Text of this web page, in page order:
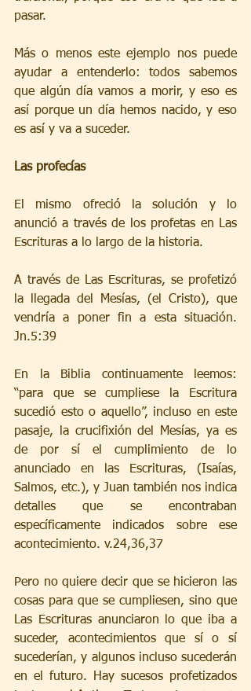
pasar.
Más o menos este ejemplo nos puede
ayudar a entenderlo: todos sabemos
que algún día vamos a morir, y eso es
así porque un día hemos nacido, y eso
es así y va a suceder.
Las profecías
El mismo ofreció la solución y lo
anunció a través de los profetas en Las
Escrituras a lo largo de la historia.
A través de Las Escrituras, se profetizó
la llegada del Mesías, (el Cristo), que
vendría a poner fin a esta situación.
Jn.5:39
En la Biblia continuamente leemos:
“para que se cumpliese la Escritura
sucedió esto o aquello”, incluso en este
pasaje, la crucifixión del Mesías, ya es
de por sí el cumplimiento de lo
anunciado en las Escrituras, (Isaías,
Salmos, etc.), y Juan también nos indica
detalles que se encontraban
específicamente indicados sobre ese
acontecimiento. v.24,36,37
Pero no quiere decir que se hicieron las
cosas para que se cumpliesen, sino que
Las Escrituras anunciaron lo que iba a
suceder, acontecimientos que sí o sí
sucederían, y algunos incluso sucederán
en el futuro. Hay sucesos profetizados